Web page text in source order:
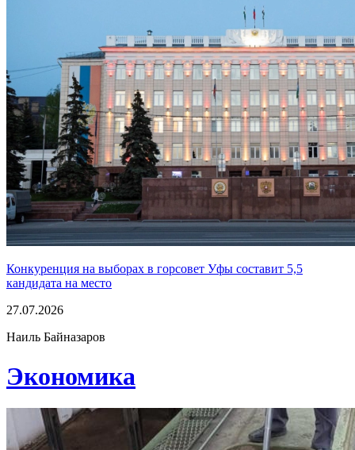
Конкуренция на выборах в горсовет Уфы составит 5,5
кандидата на место
27.07.2026
Наиль Байназаров
Экономика